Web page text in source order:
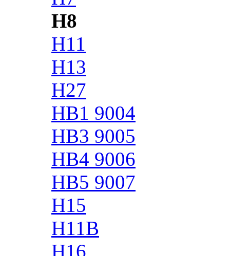
H8
H11
H13
H27
HB1 9004
HB3 9005
HB4 9006
HB5 9007
H15
H11B
H16